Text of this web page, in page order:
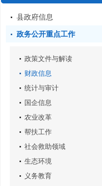
县政府信息
政务公开重点工作
政策文件与解读
财政信息
统计与审计
国企信息
农业改革
帮扶工作
社会救助领域
生态环境
义务教育